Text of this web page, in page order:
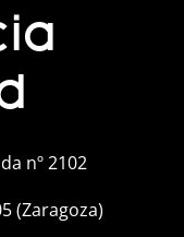
nº 2102
(Zaragoza)